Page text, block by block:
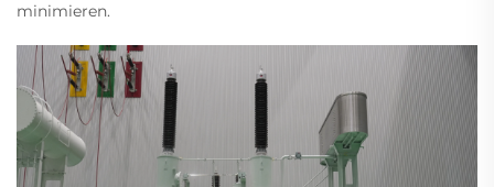
minimieren.